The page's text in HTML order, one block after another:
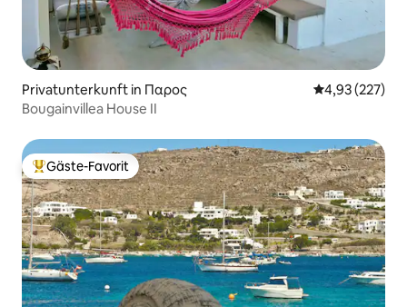
Privatunterkunft in Παρος
4,93 (227)
Βougainvillea House II
Beliebter Gäste-Favorit.
Gäste-Favorit